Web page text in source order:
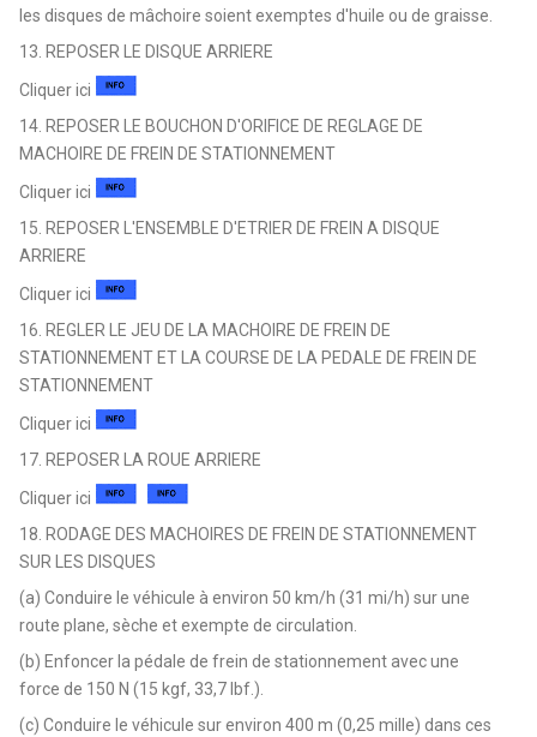
les disques de mâchoire soient exemptes d'huile ou de graisse.
13. REPOSER LE DISQUE ARRIERE
Cliquer ici
14. REPOSER LE BOUCHON D'ORIFICE DE REGLAGE DE
MACHOIRE DE FREIN DE STATIONNEMENT
Cliquer ici
15. REPOSER L'ENSEMBLE D'ETRIER DE FREIN A DISQUE
ARRIERE
Cliquer ici
16. REGLER LE JEU DE LA MACHOIRE DE FREIN DE
STATIONNEMENT ET LA COURSE DE LA PEDALE DE FREIN DE
STATIONNEMENT
Cliquer ici
17. REPOSER LA ROUE ARRIERE
Cliquer ici
18. RODAGE DES MACHOIRES DE FREIN DE STATIONNEMENT
SUR LES DISQUES
(a) Conduire le véhicule à environ 50 km/h (31 mi/h) sur une
route plane, sèche et exempte de circulation.
(b) Enfoncer la pédale de frein de stationnement avec une
force de 150 N (15 kgf, 33,7 lbf.).
(c) Conduire le véhicule sur environ 400 m (0,25 mille) dans ces